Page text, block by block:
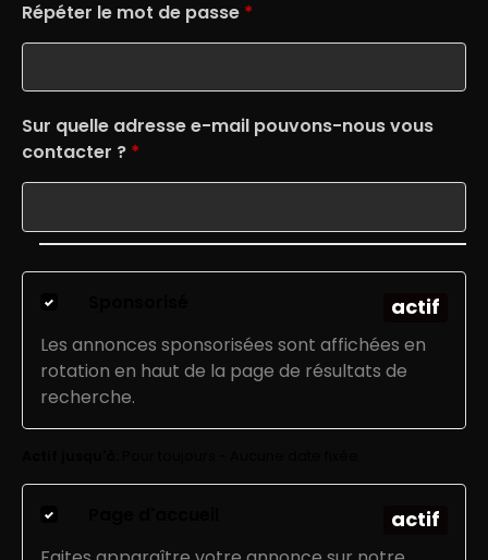
Répéter le mot de passe *
Sur quelle adresse e-mail pouvons-nous vous
contacter ? *
actif
Les annonces sponsorisées sont affichées en
rotation en haut de la page de résultats de
recherche.
actif